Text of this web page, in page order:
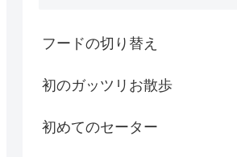
フードの切り替え
初のガッツリお散歩
初めてのセーター